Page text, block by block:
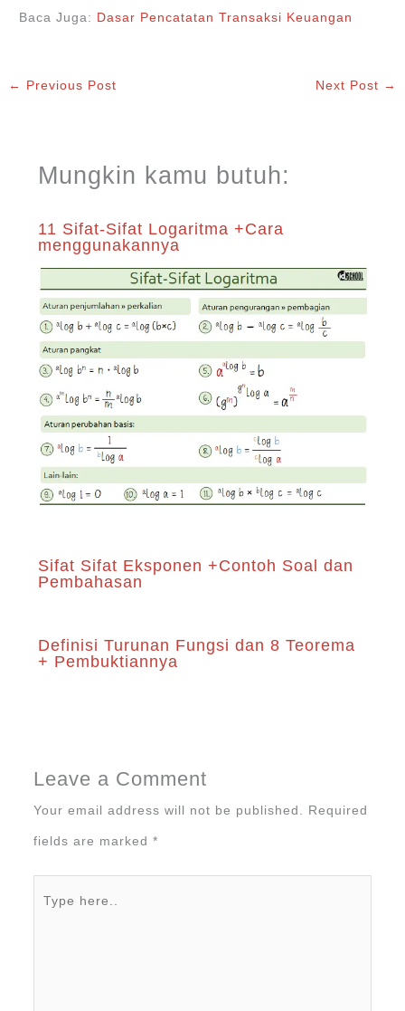
Baca Juga: Dasar Pencatatan Transaksi Keuangan
← Previous Post Next Post →
Mungkin kamu butuh:
11 Sifat-Sifat Logaritma +Cara
menggunakannya
Sifat Sifat Eksponen +Contoh Soal dan
Pembahasan
Definisi Turunan Fungsi dan 8 Teorema
+ Pembuktiannya
Leave a Comment
Your email address will not be published. Required
fields are marked *